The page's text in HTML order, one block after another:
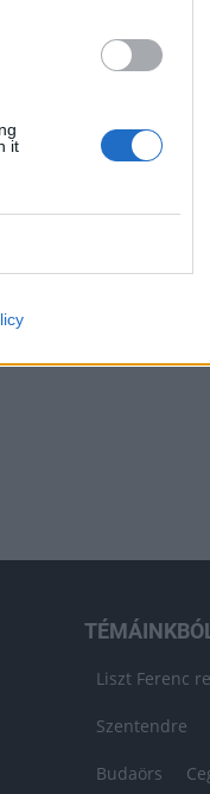
it
Liszt Ferenc
Szentendre
Budaörs